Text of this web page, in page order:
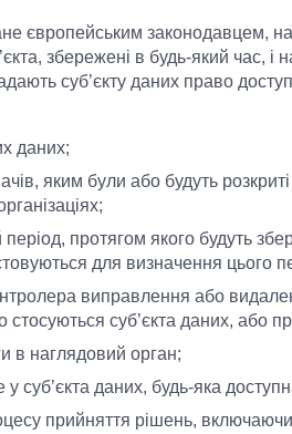
європейським законодавцем,
збережені в будь-який час, і
суб’єкту даних право
даних;
яким були або будуть
протягом якого будуть
для визначення цього
виправлення або
суб’єкта даних, або
в наглядовий орган;
у суб’єкта даних, будь-яка
прийняття рішень,